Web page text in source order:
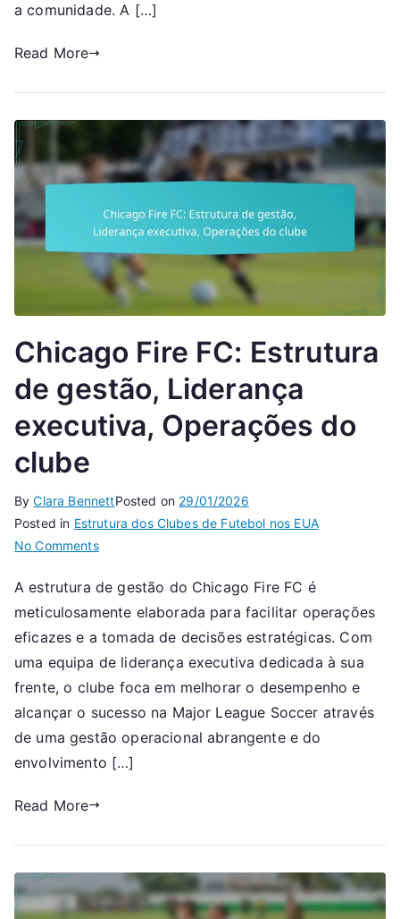
de
de
a comunidade. A […]
Read More
Chicago Fire FC: Estrutura
de gestão, Liderança
executiva, Operações do
clube
ByClara BennettPosted on 29/01/2026
Posted in Estrutura dos Clubes de Futebol nos EUA
No Commentson
Fire
FC:
Estrutura
de
gestão,
executiva,
Operações
do
A estrutura de gestão do Chicago Fire FC é
meticulosamente elaborada para facilitar operações
eficazes e a tomada de decisões estratégicas. Com
uma equipa de liderança executiva dedicada à sua
frente, o clube foca em melhorar o desempenho e
alcançar o sucesso na Major League Soccer através
de uma gestão operacional abrangente e do
envolvimento […]
Read More